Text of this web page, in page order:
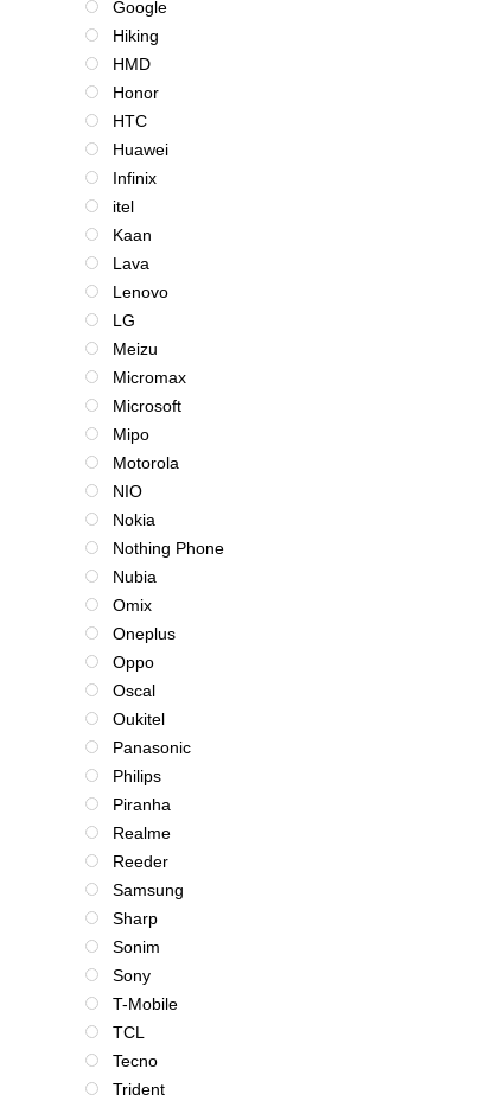
Google
Hiking
HMD
Honor
HTC
Huawei
Infinix
itel
Kaan
Lava
Lenovo
LG
Meizu
Micromax
Microsoft
Mipo
Motorola
NIO
Nokia
Nothing Phone
Nubia
Omix
Oneplus
Oppo
Oscal
Oukitel
Panasonic
Philips
Piranha
Realme
Reeder
Samsung
Sharp
Sonim
Sony
T-Mobile
TCL
Tecno
Trident